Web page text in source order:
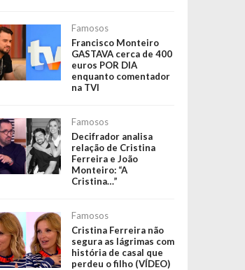
Famosos
Francisco Monteiro
GASTAVA cerca de 400
euros POR DIA
enquanto comentador
na TVI
Famosos
Decifrador analisa
relação de Cristina
Ferreira e João
Monteiro: “A
Cristina…”
Famosos
Cristina Ferreira não
segura as lágrimas com
história de casal que
perdeu o filho (VÍDEO)